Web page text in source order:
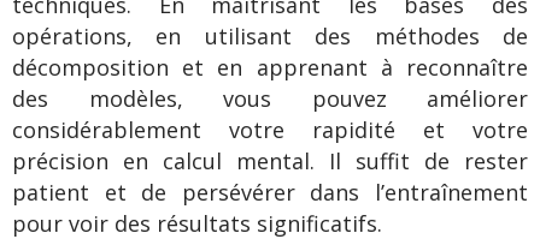
opérations, en utilisant des méthodes de
décomposition et en apprenant à reconnaître
des modèles, vous pouvez améliorer
considérablement votre rapidité et votre
précision en calcul mental. Il suffit de rester
patient et de persévérer dans l’entraînement
pour voir des résultats significatifs.